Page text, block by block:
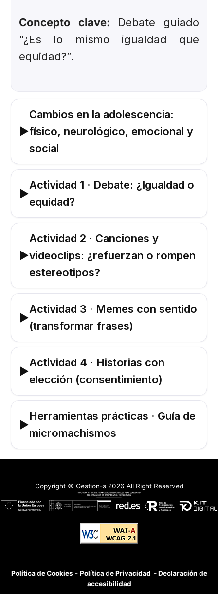
Concepto clave: Debate guiado
“¿Es lo mismo igualdad que
equidad?”.
▶
Cambios en la adolescencia:
físico, neurológico, emocional y
social
▶
Actividad 1 · Debate: ¿Igualdad o
equidad?
▶
Actividad 2 · Canciones y
videoclips: ¿refuerzan o rompen
estereotipos?
▶
Actividad 3 · Memes con sentido
(transformar frases)
▶
Actividad 4 · Historias con
elección (consentimiento)
▶
Herramientas prácticas · Guía de
micromachismos
Copyright © Gestion-s 2026 All Right Reserved
Política de Cookies- Política de Privacidad - Declaración de
accesibilidad